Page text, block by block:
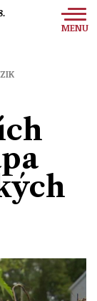
MENU